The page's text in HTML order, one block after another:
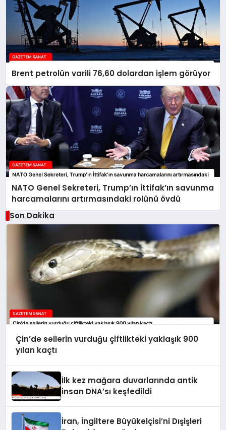
Brent petrolün varili 76,60 dolardan işlem görüyor
NATO Genel Sekreteri, Trump’ın İttifak’ın savunma
harcamalarını artırmasındaki rolünü övdü
Son Dakika
Çin’de sellerin vurduğu çiftlikteki yaklaşık 900
yılan kaçtı
İlk kez mağara duvarlarında antik
insan DNA’sı keşfedildi
İran, İngiltere Büyükelçisi’ni Dışişleri